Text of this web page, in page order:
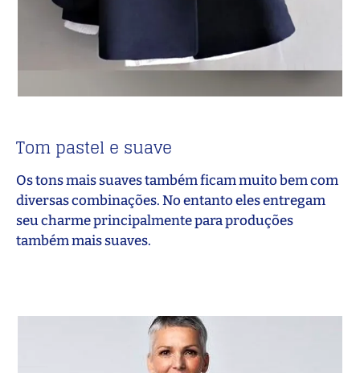
Tom pastel e suave
Os tons mais suaves também ficam muito bem com
diversas combinações. No entanto eles entregam
seu charme principalmente para produções
também mais suaves.